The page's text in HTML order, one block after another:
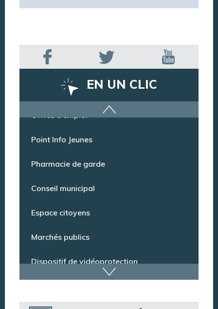
EN UN CLIC
Dispositif de vidéoprotection
Annuaire des services